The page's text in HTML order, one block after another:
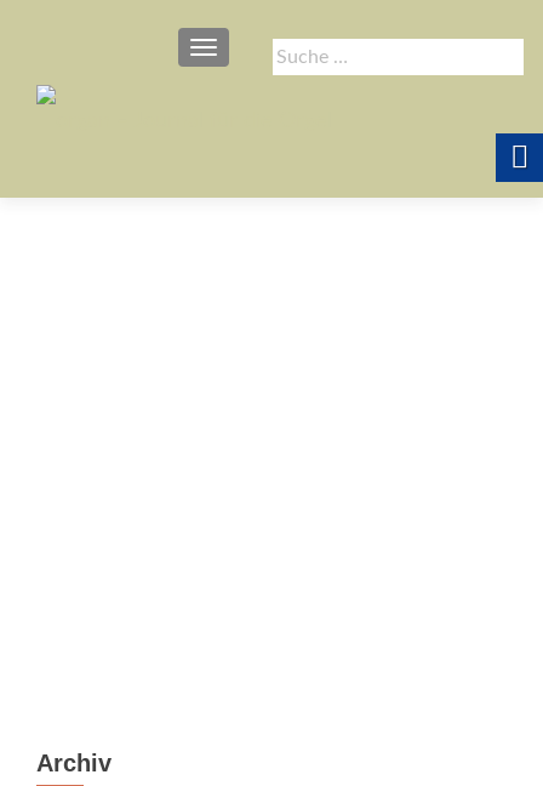
Suche
nach:
SCHALTE NAVIGATION
Archiv